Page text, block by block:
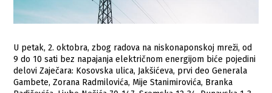
U petak, 2. oktobra, zbog radova na niskonaponskoj mreži, od
9 do 10 sati bez napajanja električnom energijom biće pojedini
delovi Zaječara: Kosovska ulica, Jakšićeva, prvi deo Generala
Gambete, Zorana Radmilovića, Mije Stanimirovića, Branka